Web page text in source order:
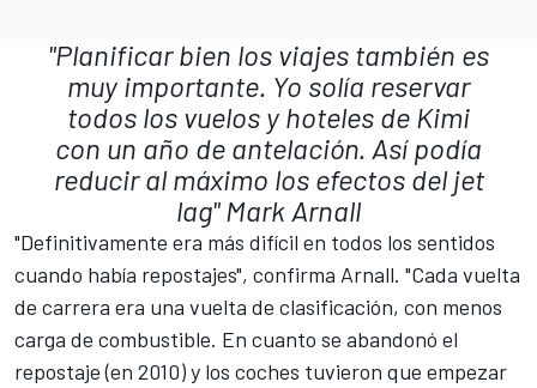
"Planificar bien los viajes también es
muy importante. Yo solía reservar
todos los vuelos y hoteles de Kimi
con un año de antelación. Así podía
reducir al máximo los efectos del jet
lag" Mark Arnall
"Definitivamente era más difícil en todos los sentidos
cuando había repostajes", confirma Arnall. "Cada vuelta
de carrera era una vuelta de clasificación, con menos
carga de combustible. En cuanto se abandonó el
repostaje (en 2010) y los coches tuvieron que empezar